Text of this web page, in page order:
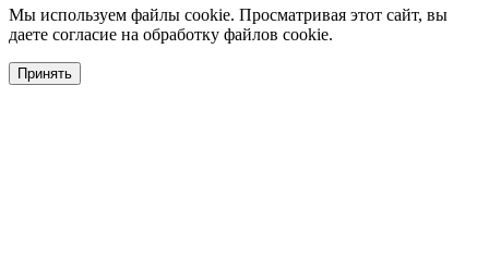
Мы используем файлы cookie. Просматривая этот сайт, вы
даете согласие на обработку файлов cookie.
Принять